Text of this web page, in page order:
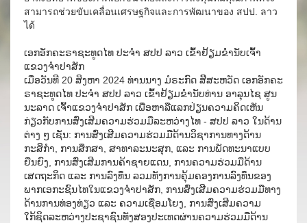
สามารถช่วยขับเคลื่อนเศรษฐกิจและการพัฒนาของ สปป. ลาว
ได้
ເອກອັກຄະຣາຊະທູດໄທ ປະຈຳ ສປປ ລາວ ເຂົ້າຢ້ຽມຂໍ່ານັບເຈົ້າ
ແຂວງຈຳປາສັກ
ເມື່ອວັນທີ 20 ສິງຫາ 2024 ທ່ານນາງ ມໍຣະກົດ ສີິສະຫວັດ ເອກອັກຄະ
ຣາຊະທູດໄທ ປະຈຳ ສປປ ລາວ ເຂົ້າຢ້ຽມຂໍ່ານັບທ່ານ ອາລຸນໄຊ ສູນ
ນະລາດ ເຈົ້າແຂວງຈຳປາສັກ ເພື່ອຫາລືແລກປ່ຽນຄວາມຄິດເຫັນ
ກ່ຽວກັບການສົ່ງເສີມຄວາມຮ່ວມມືລະຫວ່າງໄທ - ສປປ ລາວ ໃນດ້ານ
ຕ່າງ ໆ ເຊັ່ນ: ການສົ່ງເສີມຄວາມຮ່ວມມືດ້ານວິຊາການທາງດ້ານ
ກະສິກຳ, ການສຶກສາ, ສາທາລະນະສຸກ, ແລະ ການພັດທະນາແບບ
ຍືນຍົງ, ການສົ່ງເສີມການຄ້າຊາຍແດນ, ການຄວາມຮ່ວມມືດ້ານ
ເສດຖະກິດ ແລະ ການລົງທຶນ ລວມທັງການຄຸ້ມຄອງການລົງທຶນຂອງ
ພາກເອກະຊົນໄທໃນແຂວງຈຳປາສັກ, ການສົ່ງເສີມຄວາມຮ່ວມມືທາງ
ດ້ານການທ່ອງທ່ຽວ ແລະ ຄວາມເຊື່ອມໂຍງ, ການສົ່ງເສີມຄວາມ
ໃກ້ຊິດລະຫວ່າງປະຊາຊົນທັງສອງປະເທດຜ່ານຄວາມຮ່ວມມືດ້ານ